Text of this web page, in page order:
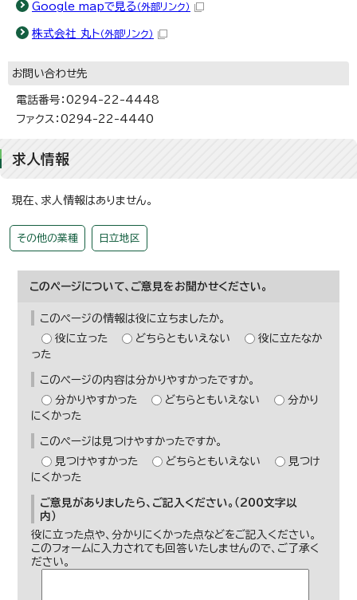
Google mapで見る （外部リンク）
株式会社 丸ト（外部リンク）
お問い合わせ先
電話番号：0294-22-4448
ファクス：0294-22-4440
求人情報
現在、求人情報はありません。
その他の業種 日立地区
このページについて、ご意見をお聞かせください。
このページの情報は役に立ちましたか。
役に立った
どちらともいえない
役に立たなか
った
このページの内容は分かりやすかったですか。
分かりやすかった
どちらともいえない
分かり
にくかった
このページは見つけやすかったですか。
見つけやすかった
どちらともいえない
見つけ
にくかった
ご意見がありましたら、ご記入ください。（200文字以
内）
役に立った点や、分かりにくかった点などをご記入ください。
このフォームに入力されても回答いたしませんので、ご了承く
ださい。